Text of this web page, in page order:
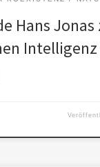
Hans Jonas
Intelligenz